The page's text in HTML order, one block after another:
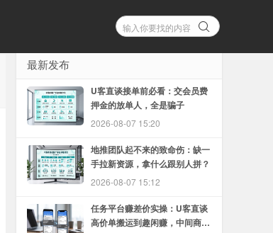
最新发布
U客直谈接单前必看：交会员费
押金的放单人，全是骗子
2026-08-07 15:20
地推团队起不来的致命伤：缺一
手拉新资源，拿什么跟别人拼？
2026-08-07 15:12
任务平台赚差价实操：U客直谈
高价单搬运到趣闲赚，中间商怎